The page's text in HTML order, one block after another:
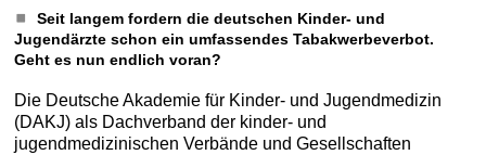
Seit langem fordern die deutschen Kinder- und
Jugendärzte schon ein umfassendes Tabakwerbeverbot.
Geht es nun endlich voran?
Die Deutsche Akademie für Kinder- und Jugendmedizin
(DAKJ) als Dachverband der kinder- und
jugendmedizinischen Verbände und Gesellschaften